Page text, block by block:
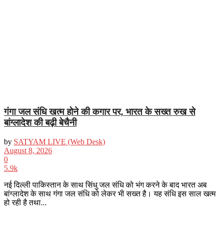
गंगा जल संधि खत्म होने की कगार पर, भारत के सख्त रुख से
बांग्लादेश की बढ़ी बेचैनी
by SATYAM LIVE (Web Desk)
August 8, 2026
0
5.9k
नई दिल्ली पाकिस्तान के साथ सिंधु जल संधि को भंग करने के बाद भारत अब
बांग्लादेश के साथ गंगा जल संधि को लेकर भी सख्त है। यह संधि इस साल खत्म
हो रही है तथा...